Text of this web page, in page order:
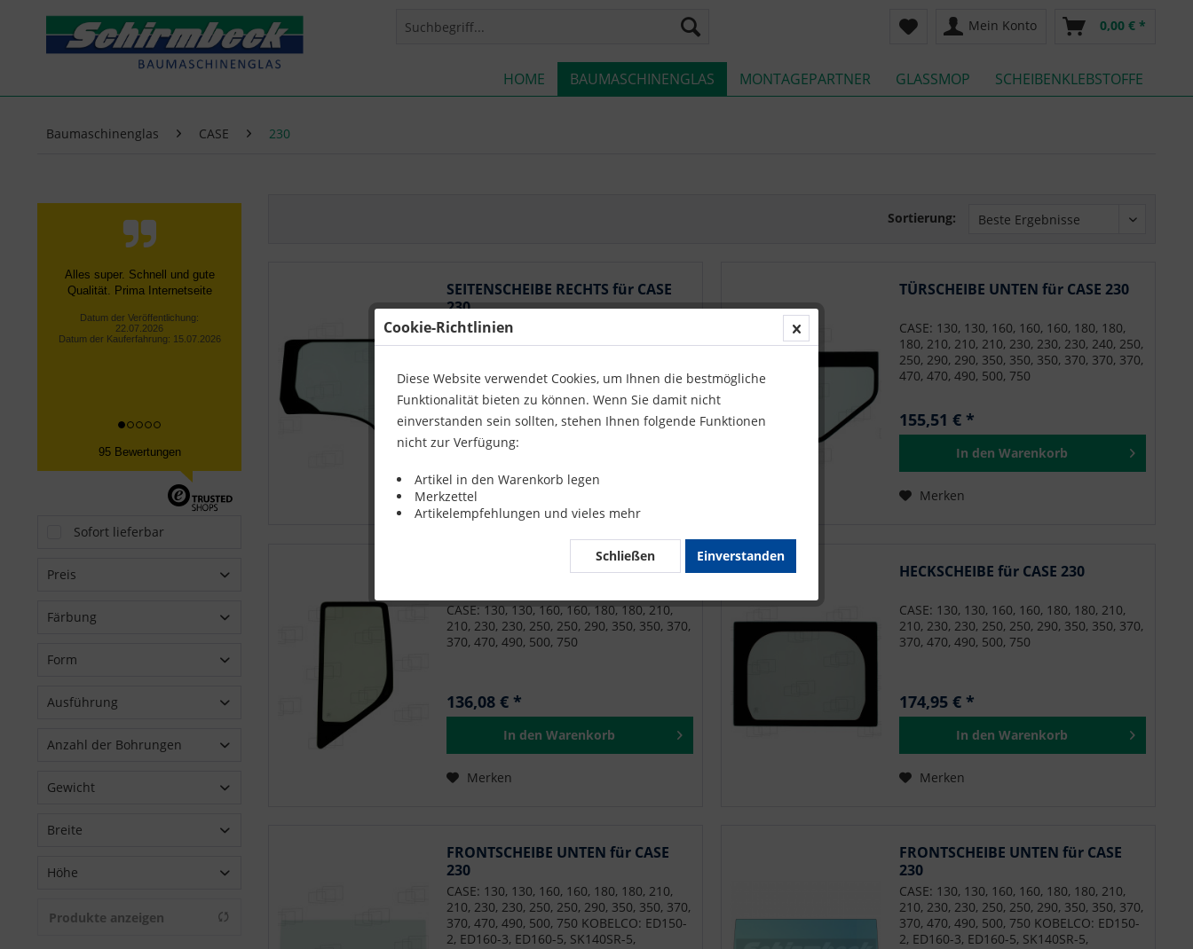
Mein Konto 0,00 € *
HOME BAUMASCHINENGLAS MONTAGEPARTNER GLASSMOP SCHEIBENKLEBSTOFFE
Baumaschinenglas CASE 230
Alles super. Schnell und gute
Qualität. Prima Internetseite
Datum der Veröffentlichung:
22.07.2026
Datum der Kauferfahrung: 15.07.2026
95 Bewertungen
Sofort lieferbar
Preis
Färbung
GRÜN
Form
FLACH
Ausführung
GEHÄRTET
Anzahl der Bohrungen
2
Gewicht
Breite
Höhe
bis
Produkte anzeigen
Sortierung:
SEITENSCHEIBE RECHTS für CASE
230
CASE: 130, 130, 160, 160, 180, 180, 210,
210, 230, 230, 250, 250, 290, 350, 350, 370,
443,20 € *
In den
Merken
TÜRSCHEIBE UNTEN für CASE 230
CASE: 130, 130, 160, 160, 160, 180, 180,
180, 210, 210, 210, 230, 230, 230, 240, 250,
250, 290, 290, 350, 350, 350, 370, 370, 370,
470, 470, 490, 500, 750
155,51 € *
In den Warenkorb
Merken
SEITENSCHEIBE HINTEN LINKS für
CASE: 130, 130, 160, 160, 180, 180, 210,
210, 230, 230, 250, 250, 290, 350, 350, 370,
370, 470, 490, 500, 750
136,08 € *
In den Warenkorb
Merken
HECKSCHEIBE für CASE 230
CASE: 130, 130, 160, 160, 180, 180, 210,
210, 230, 230, 250, 250, 290, 350, 350, 370,
370, 470, 490, 500, 750
174,95 € *
In den Warenkorb
Merken
FRONTSCHEIBE UNTEN für CASE
230
CASE: 130, 130, 160, 160, 180, 180, 210,
210, 230, 230, 250, 250, 290, 350, 350, 370,
370, 470, 490, 500, 750 KOBELCO: ED150-
2, ED160-3, ED160-5, SK140SR-5,
FRONTSCHEIBE UNTEN für CASE
230
CASE: 130, 130, 160, 160, 180, 180, 210,
210, 230, 230, 250, 250, 290, 350, 350, 370,
370, 470, 490, 500, 750 KOBELCO: ED150-
2, ED160-3, ED160-5, SK140SR-5,
Cookie-Richtlinien
Diese Website verwendet Cookies, um Ihnen die bestmögliche
Funktionalität bieten zu können. Wenn Sie damit nicht
einverstanden sein sollten, stehen Ihnen folgende Funktionen
nicht zur Verfügung:
Artikel in den Warenkorb legen
Merkzettel
Artikelempfehlungen und vieles mehr
Einverstanden
Schließen